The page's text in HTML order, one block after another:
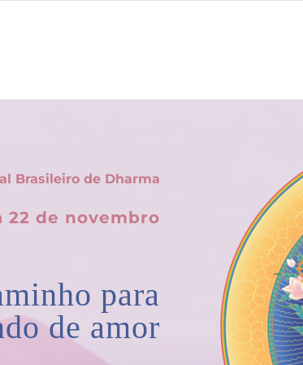
Brasileiro de Dharma
22 de novembro
para
de amor